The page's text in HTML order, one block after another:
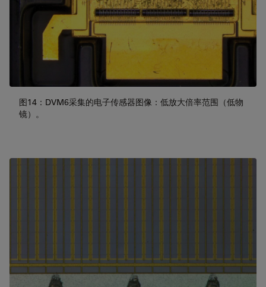
图14：DVM6采集的电子传感器图像：低放大倍率范围（低物
镜）。